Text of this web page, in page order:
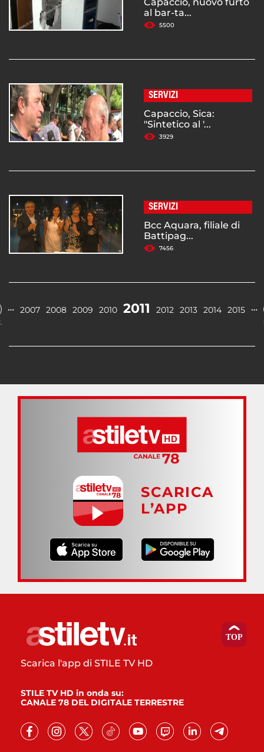
al bar-ta...
5500
SERVIZI
Capaccio, Sica:
"Sintetico al '...
3929
SERVIZI
Bcc Aquara, filiale di
Battipag...
7456
… 2007 2008 2009 2010 2011 2012 2013 2014 2015 …
SCARICA
L’APP
Scarica l'app di STILE TV HD
STILE TV HD in onda su:
CANALE 78 DEL DIGITALE TERRESTRE